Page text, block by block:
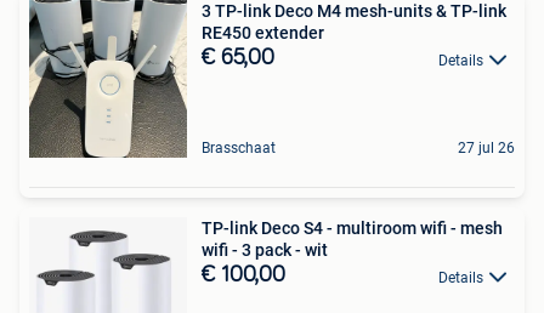
3 TP-link Deco M4 mesh-units & TP-link
RE450 extender
€ 65,00 Details
Brasschaat 27 jul 26
TP-link Deco S4 - multiroom wifi - mesh
wifi - 3 pack - wit
€ 100,00 Details